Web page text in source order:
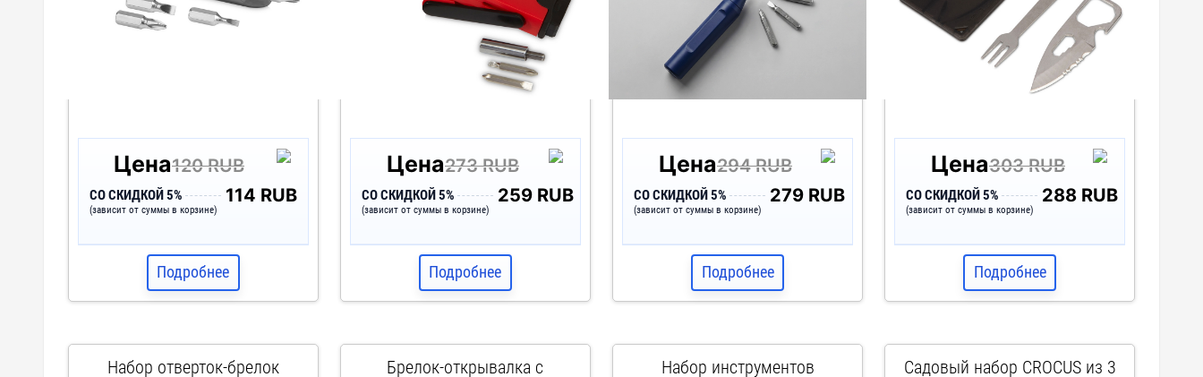
Цена120 RUB
СО СКИДКОЙ 5%
(зависит от суммы в корзине)
114 RUB
Подробнее
Цена273 RUB
СО СКИДКОЙ 5%
(зависит от суммы в корзине)
259 RUB
Подробнее
Цена294 RUB
СО СКИДКОЙ 5%
(зависит от суммы в корзине)
279 RUB
Подробнее
Цена303 RUB
СО СКИДКОЙ 5%
(зависит от суммы в корзине)
288 RUB
Подробнее
Набор отверток-брелок
Брелок-открывалка с
Набор инструментов
Садовый набор CROCUS из 3